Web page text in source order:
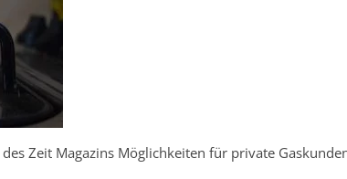
Zeit Magazins Möglichkeiten für private